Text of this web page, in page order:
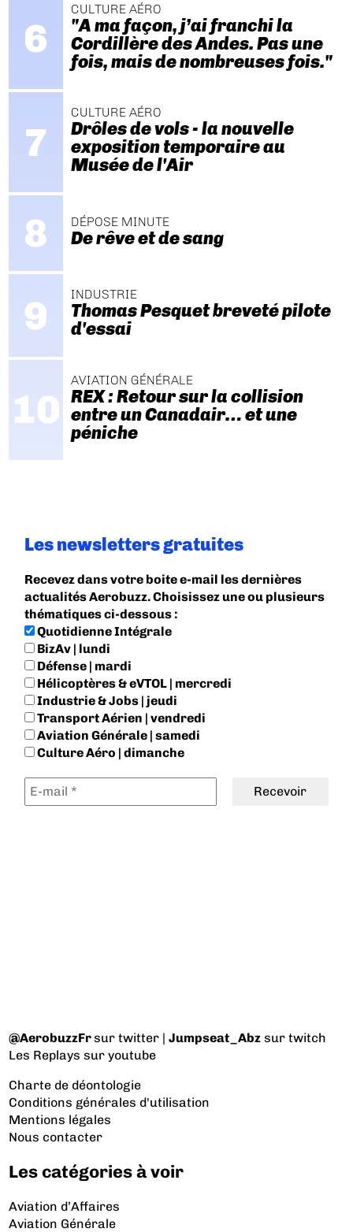
CULTURE AÉRO
"A ma façon, j’ai franchi la
Cordillère des Andes. Pas une
fois, mais de nombreuses fois."
CULTURE AÉRO
Drôles de vols - la nouvelle
exposition temporaire au
Musée de l'Air
DÉPOSE MINUTE
De rêve et de sang
INDUSTRIE
Thomas Pesquet breveté pilote
d'essai
AVIATION GÉNÉRALE
REX : Retour sur la collision
entre un Canadair… et une
péniche
Les newsletters gratuites
Recevez dans votre boite e-mail les dernières
actualités Aerobuzz. Choisissez une ou plusieurs
thématiques ci-dessous :
Quotidienne Intégrale
BizAv | lundi
Défense | mardi
Hélicoptères & eVTOL | mercredi
Industrie & Jobs | jeudi
Transport Aérien | vendredi
Aviation Générale | samedi
Culture Aéro | dimanche
@AerobuzzFrsur twitter |Jumpseat_Abz sur twitch
Les Replays sur youtube
Charte de déontologie
Conditions générales d'utilisation
Mentions légales
Nous contacter
Les catégories à voir
Aviation d’Affaires
Aviation Générale